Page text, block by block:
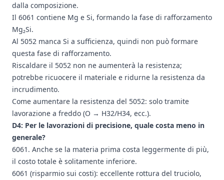
dalla composizione.
Il 6061 contiene Mg e Si, formando la fase di rafforzamento
Mg₂Si.
Al 5052 manca Si a sufficienza, quindi non può formare
questa fase di rafforzamento.
Riscaldare il 5052 non ne aumenterà la resistenza;
potrebbe ricuocere il materiale e ridurne la resistenza da
incrudimento.
Come aumentare la resistenza del 5052: solo tramite
lavorazione a freddo (O → H32/H34, ecc.).
D4: Per le lavorazioni di precisione, quale costa meno in
generale?
6061. Anche se la materia prima costa leggermente di più,
il costo totale è solitamente inferiore.
6061 (risparmio sui costi): eccellente rottura del truciolo,